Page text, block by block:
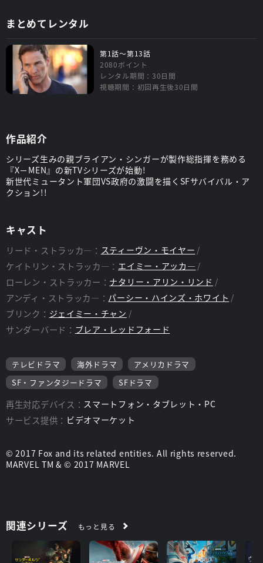
まとめてレンタル
第1話～第13話
2080ポイント
レンタル期間：30日間
視聴期間：初回再生後30日間
作品紹介
シリーズ生みの親ブライアン・シンガーが製作総指揮を務める
『X－MEN』の新TVシリーズが始動!
新世代ミュータント軍団VS政府の激闘を描くSFサバイバル・ア
クション!!
キャスト
リード・ストラッカ―： スティーヴン・モイヤー
ケイトリン・ストラッカ―： エイミー・アッカ―
ローレン・ストラッカー： ナタリー・アリン・リンド
アンディ・ストラッカ―： パーシー・ハインズ・ホワイト
ブリンク： ジェイミー・チャン
サンダーバード： ブレア・レッドフォード
テレビドラマ 海外ドラマ
アメリカドラマ
SF・ファンタジードラマ
SFドラマ
再生対応デバイス： スマートフォン・タブレット・PC
サービス提供： ビデオマーケット
© 2017 Fox and its related entities. All rights reserved.
MARVEL TM & © 2017 MARVEL
関連シリーズ もっと見る